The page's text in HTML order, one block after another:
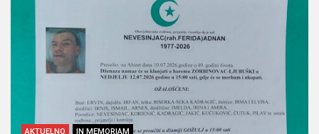
AKTUELNO IN MEMORIAM